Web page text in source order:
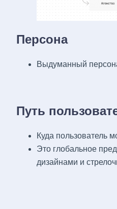
Персона
Выдуманный
Путь
Куда пользователь
Это глобальное
дизайнами и